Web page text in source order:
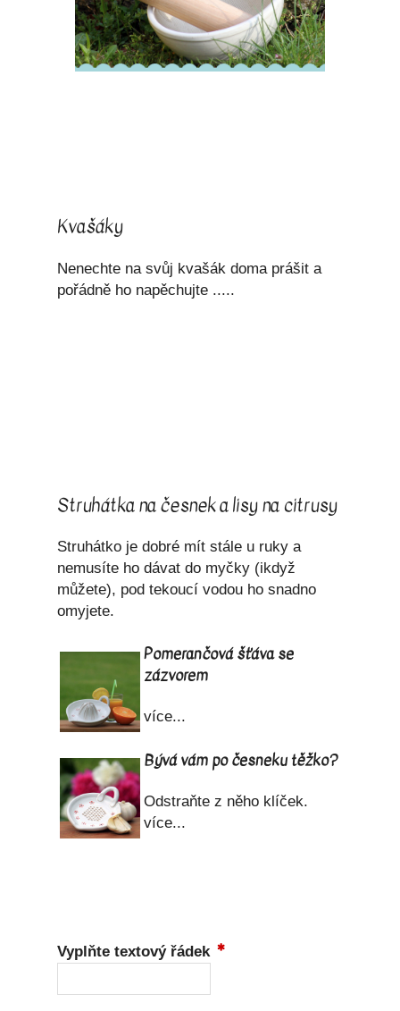
Kvašáky
Nenechte na svůj kvašák doma prášit a
pořádně ho napěchujte .....
Struhátka na česnek a lisy na citrusy
Struhátko je dobré mít stále u ruky a
nemusíte ho dávat do myčky (ikdyž
můžete), pod tekoucí vodou ho snadno
omyjete.
Pomerančová šťáva se
zázvorem
více...
Bývá vám po česneku těžko?
Odstraňte z něho klíček.
více...
Vyplňte textový řádek